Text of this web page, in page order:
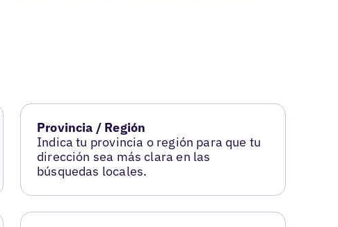
Provincia / Región
Indica tu provincia o región para que tu
dirección sea más clara en las
búsquedas locales.